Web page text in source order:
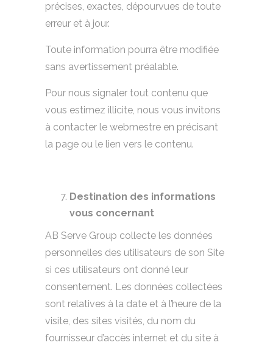
précises, exactes, dépourvues de toute
erreur et à jour.
Toute information pourra être modifiée
sans avertissement préalable.
Pour nous signaler tout contenu que
vous estimez illicite, nous vous invitons
à contacter le webmestre en précisant
la page ou le lien vers le contenu.
Destination des informations
vous concernant
AB Serve Group collecte les données
personnelles des utilisateurs de son Site
si ces utilisateurs ont donné leur
consentement. Les données collectées
sont relatives à la date et à l’heure de la
visite, des sites visités, du nom du
fournisseur d’accès internet et du site à